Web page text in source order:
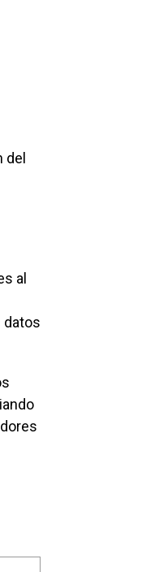
al
datos